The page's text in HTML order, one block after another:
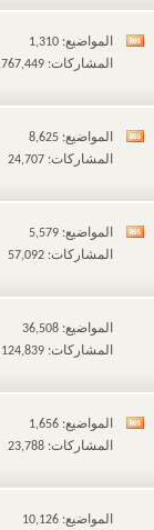
هذا
المنتدى
مشاهدة
هذا
المنتدى
المواضيع: 1,310
المشاركات: 1,767,449
مشاهدة
هذا
المنتدى
المواضيع: 8,625
المشاركات: 24,707
مشاهدة
هذا
المنتدى
المواضيع: 5,579
المشاركات: 57,092
المواضيع: 36,508
المشاركات: 124,839
مشاهدة
هذا
المنتدى
المواضيع: 1,656
المشاركات: 23,788
المواضيع: 10,126